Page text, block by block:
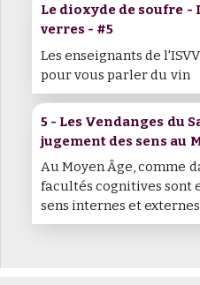
Le dioxyde de soufre -
verres - #5
Les enseignants de
pour vous parler du vin
5 - Les Vendanges du
jugement des sens au
Au Moyen Âge, comme
facultés cognitives sont
sens internes et